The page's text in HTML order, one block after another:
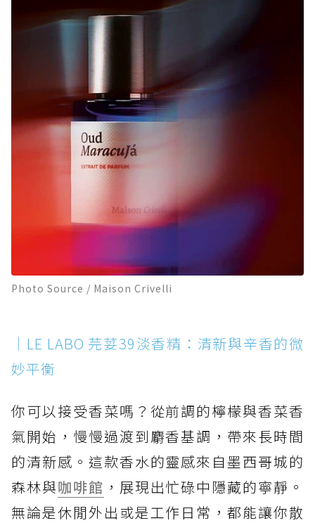
Photo Source / Maison Crivelli
｜LE LABO 芫荽39淡香精：清新與辛香的微
妙平衡
你可以接受香菜嗎？從前調的檸檬與香菜香
氣開始，慢慢過渡到麝香基調，帶來長時間
的清新感。這款香水的靈感來自墨西哥城的
森林與咖啡館 ，展現出忙碌中隱藏的寧靜。
無論是休閒外出或是工作日常，都能讓你散